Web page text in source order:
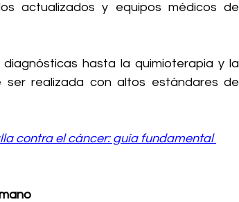
actualizados y equipos médicos de
hasta la quimioterapia y la
realizada con altos estándares de
contra el cáncer: guía fundamental